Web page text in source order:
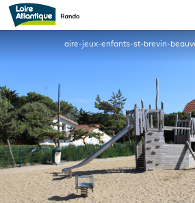
AIRE DE JEUX - AVENUE DE BEAUVAL